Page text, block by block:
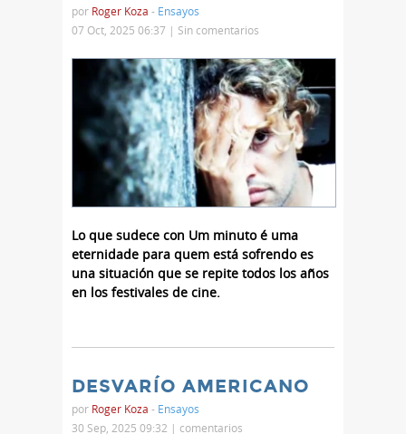
por Roger Koza - Ensayos
07 Oct, 2025 06:37 | Sin comentarios
Lo que sudece con Um minuto é uma
eternidade para quem está sofrendo es
una situación que se repite todos los años
en los festivales de cine.
DESVARÍO AMERICANO
por Roger Koza - Ensayos
30 Sep, 2025 09:32 | comentarios